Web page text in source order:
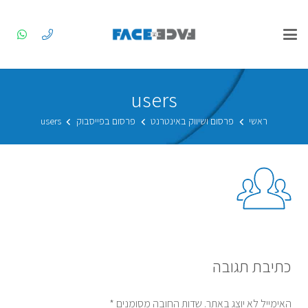
users
ראשי פרסום ושיווק באינטרנט פרסום בפייסבוק users
כתיבת תגובה
האימייל לא יוצג באתר. שדות החובה מסומנים *